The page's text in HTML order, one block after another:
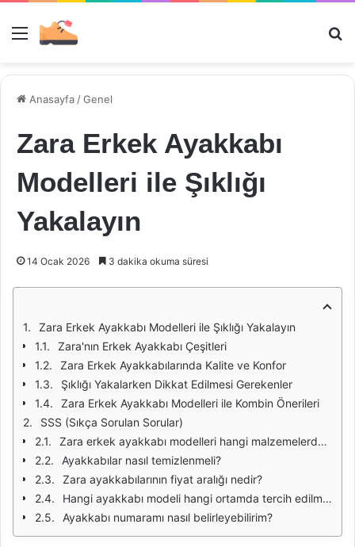
Menü
Anasayfa /Genel
Zara Erkek Ayakkabı
Modelleri ile Şıklığı
Yakalayın
14 Ocak 2026 3 dakika okuma süresi
Zara Erkek Ayakkabı Modelleri ile Şıklığı Yakalayın
Zara'nın Erkek Ayakkabı Çeşitleri
Zara Erkek Ayakkabılarında Kalite ve Konfor
Şıklığı Yakalarken Dikkat Edilmesi Gerekenler
Zara Erkek Ayakkabı Modelleri ile Kombin Önerileri
SSS (Sıkça Sorulan Sorular)
Zara erkek ayakkabı modelleri hangi malzemelerden üretiliyor?
Ayakkabılar nasıl temizlenmeli?
Zara ayakkabılarının fiyat aralığı nedir?
Hangi ayakkabı modeli hangi ortamda tercih edilmelidir?
Ayakkabı numaramı nasıl belirleyebilirim?